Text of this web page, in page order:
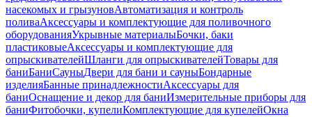
насекомых и грызуновАвтоматизация и контроль
поливаАксессуары и комплектующие для поливочного
оборудованияУкрывные материалыБочки, баки
пластиковыеАксессуары и комплектующие для
опрыскивателейШланги для опрыскивателейТовары для
баниБаниСауныДвери для бани и сауныБондарные
изделияБанные принадлежностиАксессуары для
баниОснащение и декор для баниИзмерительные приборы для
баниФитобочки, купелиКомплектующие для купелейОкна